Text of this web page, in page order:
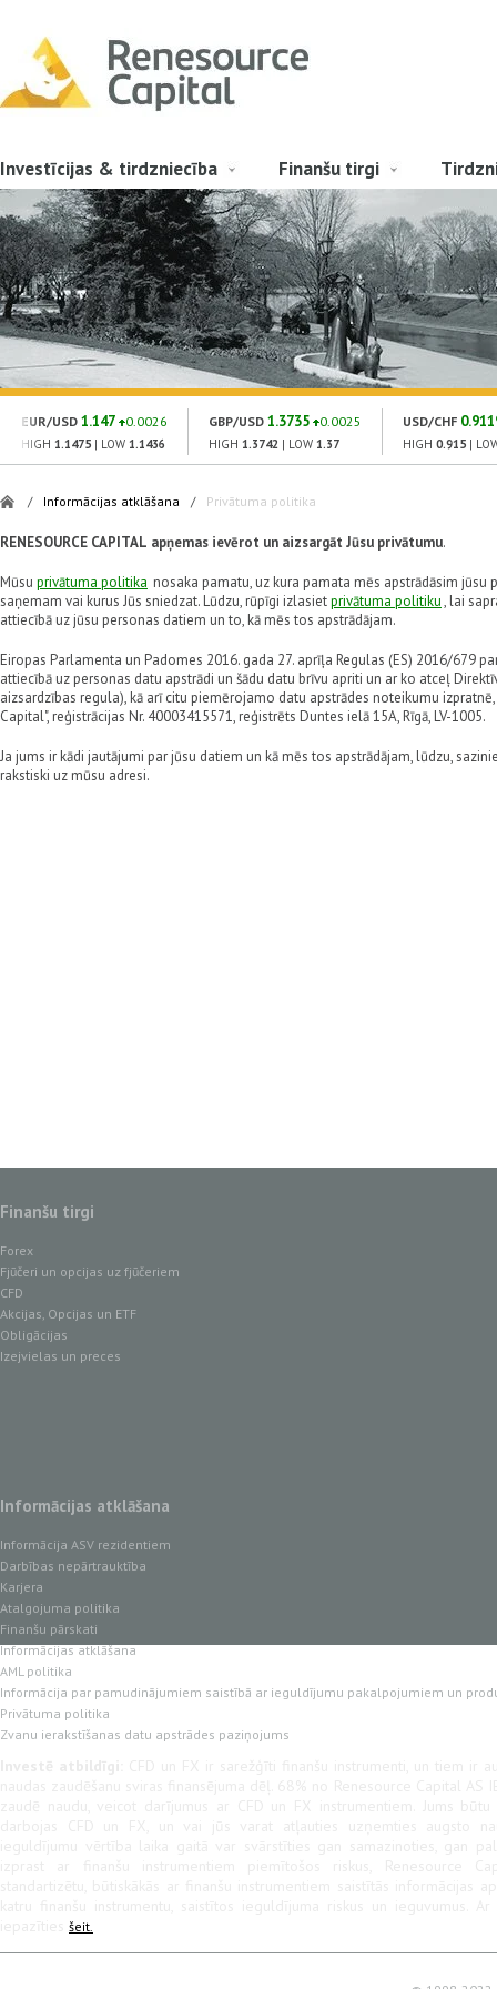
Investīcijas & tirdzniecība Finanšu tirgi
EUR/USD 1.147 0.0026
HIGH 1.1475 | LOW 1.1436
GBP/USD 1.3735 0.0025
HIGH 1.3742 | LOW 1.37
USD/CHF
HIGH 0.915 |
/ Informācijas atklāšana / Privātuma politika
RENESOURCE CAPITAL apņemas ievērot un aizsargāt Jūsu privātumu.
Mūsu privātuma politika nosaka pamatu, uz kura pamata mēs apstrādāsim jūsu
saņemam vai kurus Jūs sniedzat. Lūdzu, rūpīgi izlasietprivātuma politiku, lai
attiecībā uz jūsu personas datiem un to, kā mēs tos apstrādājam.
Eiropas Parlamenta un Padomes 2016. gada 27. aprīļa Regulas (ES) 2016/679
attiecībā uz personas datu apstrādi un šādu datu brīvu apriti un ar ko atceļ
aizsardzības regula), kā arī citu piemērojamo datu apstrādes noteikumu izpratnē,
Capital", reģistrācijas Nr. 40003415571, reģistrēts Duntes ielā 15A, Rīgā, LV-1005.
Ja jums ir kādi jautājumi par jūsu datiem un kā mēs tos apstrādājam, lūdzu,
rakstiski uz mūsu adresi.
Finanšu tirgi
Forex
Fjūčeri un opcijas uz fjūčeriem
CFD
Akcijas, Opcijas un ETF
Obligācijas
Izejvielas un preces
Informācijas atklāšana
Informācija ASV rezidentiem
Darbības nepārtrauktība
Karjera
Atalgojuma politika
Finanšu pārskati
Informācijas atklāšana
AML politika
Informācija par pamudinājumiem saistībā ar ieguldījumu pakalpojumiem un
Privātuma politika
Zvanu ierakstīšanas datu apstrādes paziņojums
šeit.